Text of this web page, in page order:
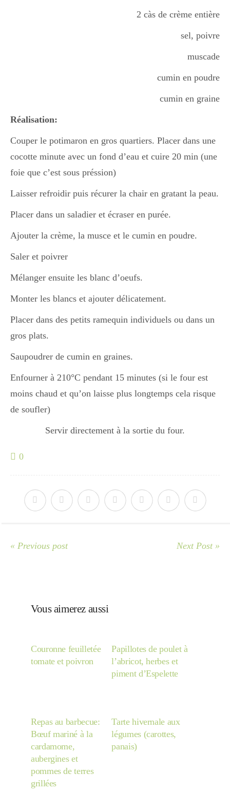
Boulette
2 càs de crème entière
sel, poivre
muscade
cumin en poudre
cumin en graine
Réalisation:
Couper le potimaron en gros quartiers. Placer dans une
cocotte minute avec un fond d’eau et cuire 20 min (une
foie que c’est sous préssion)
Laisser refroidir puis récurer la chair en gratant la peau.
Placer dans un saladier et écraser en purée.
Ajouter la crème, la musce et le cumin en poudre.
Saler et poivrer
Mélanger ensuite les blanc d’oeufs.
Monter les blancs et ajouter délicatement.
Placer dans des petits ramequin individuels ou dans un
gros plats.
Saupoudrer de cumin en graines.
Enfourner à 210°C pendant 15 minutes (si le four est
moins chaud et qu’on laisse plus longtemps cela risque
de soufler)
Servir directement à la sortie du four.
0
« Previous post Next Post »
Vous aimerez aussi
Couronne feuilletée
tomate et poivron
Papillotes de poulet à
l’abricot, herbes et
piment d’Espelette
Repas au barbecue:
Bœuf mariné à la
cardamome,
aubergines et
pommes de terres
grillées
Tarte hivernale aux
légumes (carottes,
panais)